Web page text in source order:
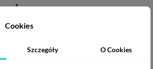
- Wygraj zestaw - książeczki z
Cookies
Szczegóły O Cookies